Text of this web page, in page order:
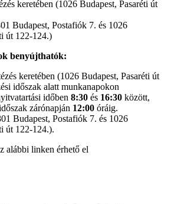
keretében (1026 Budapest, Pasaréti út
Budapest, Postafiók 7. és 1026
út 122-124.)
benyújthatók:
keretében (1026 Budapest, Pasaréti út
időszak alatt munkanapokon
időben 8:30 és 16:30 között,
zárónapján 12:00 óráig.
Budapest, Postafiók 7. és 1026
út 122-124.).
alábbi linken érhető el